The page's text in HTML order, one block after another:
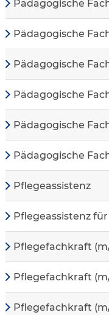
Pädagogische
Pädagogische
Pädagogische
Pädagogische
Pädagogische
Pädagogische
Pflegeassistenz
Pflegeassistenz
Pflegefachkraft
Pflegefachkraft
Pflegefachkraft